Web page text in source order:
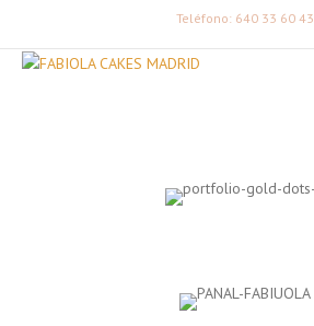
Teléfono: 640 33 60 43